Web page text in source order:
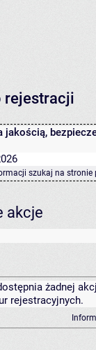
rejestracji
jakością,
szukaj na stronie
akcje
żadnej
rejestracyjnych.